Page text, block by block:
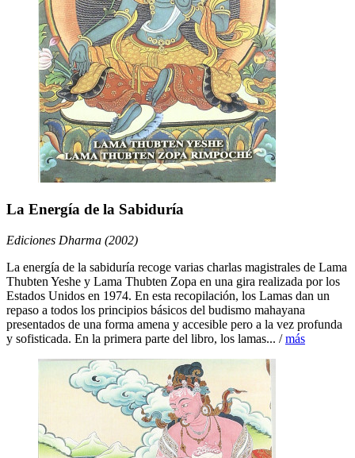
La Energía de la Sabiduría
Ediciones Dharma (2002)
La energía de la sabiduría recoge varias charlas magistrales de Lama
Thubten Yeshe y Lama Thubten Zopa en una gira realizada por los
Estados Unidos en 1974. En esta recopilación, los Lamas dan un
repaso a todos los principios básicos del budismo mahayana
presentados de una forma amena y accesible pero a la vez profunda
y sofisticada. En la primera parte del libro, los lamas... /más